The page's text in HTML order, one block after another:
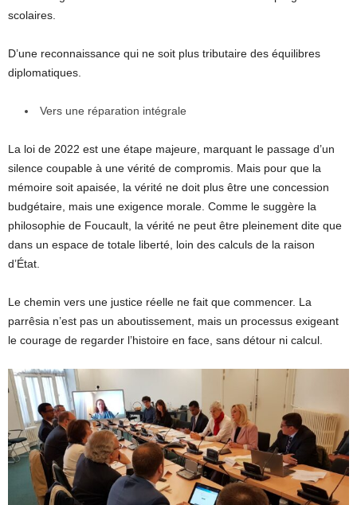
scolaires.
D’une reconnaissance qui ne soit plus tributaire des équilibres
diplomatiques.
Vers une réparation intégrale
La loi de 2022 est une étape majeure, marquant le passage d’un
silence coupable à une vérité de compromis. Mais pour que la
mémoire soit apaisée, la vérité ne doit plus être une concession
budgétaire, mais une exigence morale. Comme le suggère la
philosophie de Foucault, la vérité ne peut être pleinement dite que
dans un espace de totale liberté, loin des calculs de la raison
d’État.
Le chemin vers une justice réelle ne fait que commencer. La
parrêsia n’est pas un aboutissement, mais un processus exigeant
le courage de regarder l’histoire en face, sans détour ni calcul.